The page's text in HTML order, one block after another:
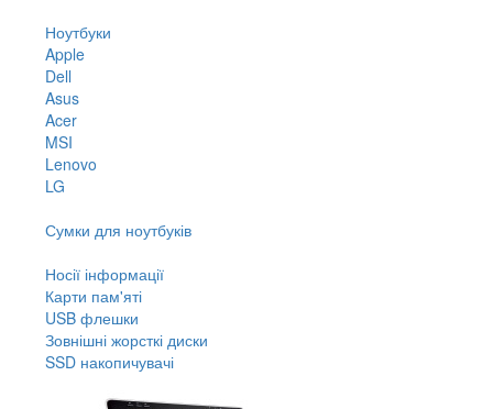
Ноутбуки
Apple
Dell
Asus
Acer
MSI
Lenovo
LG
Сумки для ноутбуків
Носії інформації
Карти пам'яті
USB флешки
Зовнішні жорсткі диски
SSD накопичувачі